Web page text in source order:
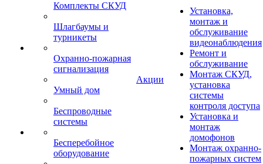
Комплекты СКУД
Шлагбаумы и
турникеты
Охранно-пожарная
сигнализация
Умный дом
Беспроводные
системы
Бесперебойное
оборудование
Акции
Установка,
монтаж и
обслуживание
видеонаблюдения
Ремонт и
обслуживание
Монтаж СКУД,
установка
системы
контроля доступа
Установка и
монтаж
домофонов
Монтаж охранно-
пожарных систем